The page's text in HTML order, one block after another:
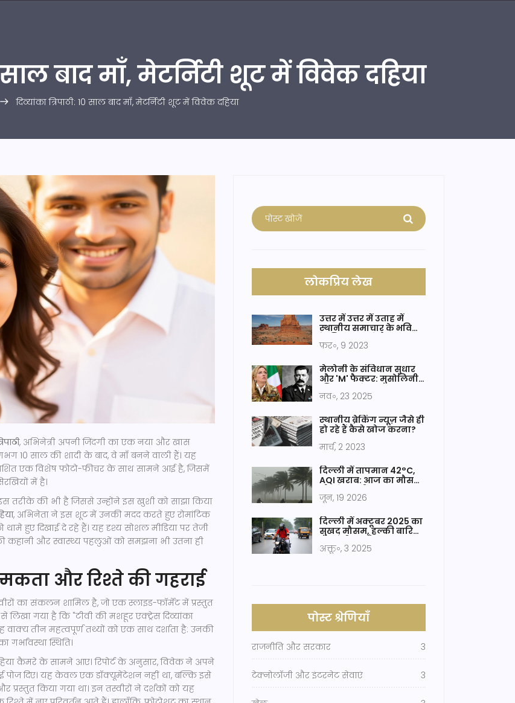
साल बाद माँ, मेटर्निटी शूट में विवेक दहिया
दिव्यांका त्रिपाठी: 10 साल बाद माँ, मेटर्निटी शूट में विवेक दहिया
, अभिनेत्रीअपनी जिंदगी का एक नया और खास
10 साल की शादी के बाद, वे माँ बनने वाली हैं। यह
एक विशेष फोटो-फीचर के साथ सामने आई है, जिसमें
में है।
इस तरीके की भी है जिससे उन्होंने इस खुशी को साझा किया
, अभिनेताने इस शूट में उनकी मदद करते हुए रोमांटिक
थामे हुए दिखाई दे रहे हैं। यह दृश्य सोशल मीडिया पर तेजी
कहानी और स्वास्थ्य पहलुओं को समझना भी उतना ही
और रिश्ते की गहराई
का संकलन शामिल है, जो एक स्लाइड-फॉर्मेट में प्रस्तुत
लिखा गया है कि "टीवी की मशहूर एक्ट्रेस दिव्यांका
वाक्य तीन महत्वपूर्ण तथ्यों को एक साथ दर्शाता है: उनकी
स्थिति।
कैमरे के सामने आए। रिपोर्ट के अनुसार, विवेक ने अपने
पोज दिए। यह केवल एक डॉक्यूमेंटेशन नहीं था, बल्कि इसे
किया गया था। इन तस्वीरों ने दर्शकों को यह
लोकप्रिय लेख
उत्तर में उत्तर में उताह में
स्थानीय समाचार के भविष्य
फ़र॰, 9 2023
मेलोनी के संविधान सुधार
और 'M' फैक्टर: मुसोलिनी
राजनीतिक विवाद
नव॰, 23 2025
स्थानीय ब्रेकिंग न्यूज़ जैसे ही
हो रहे हैं कैसे खोज करना?
मार्च, 2 2023
दिल्ली में तापमान 42°C,
AQI खराब: आज का मौसम
जून, 19 2026
दिल्ली में अक्टूबर 2025 का
सुखद मौसम, हल्की बारिश
अक्तू॰, 3 2025
पोस्ट श्रेणियाँ
राजनीति और सरकार 3
टेक्नोलॉजी और इंटरनेट सेवाएं 3